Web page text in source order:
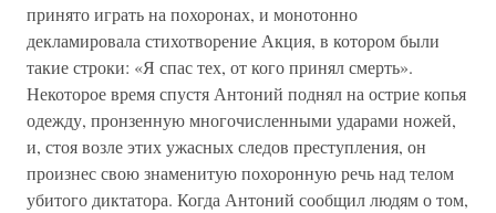
принято играть на похоронах, и монотонно
декламировала стихотворение Акция, в котором были
такие строки: «Я спас тех, от кого принял смерть».
Некоторое время спустя Антоний поднял на острие копья
одежду, пронзенную многочисленными ударами ножей,
и, стоя возле этих ужасных следов преступления, он
произнес свою знаменитую похоронную речь над телом
убитого диктатора. Когда Антоний сообщил людям о том,